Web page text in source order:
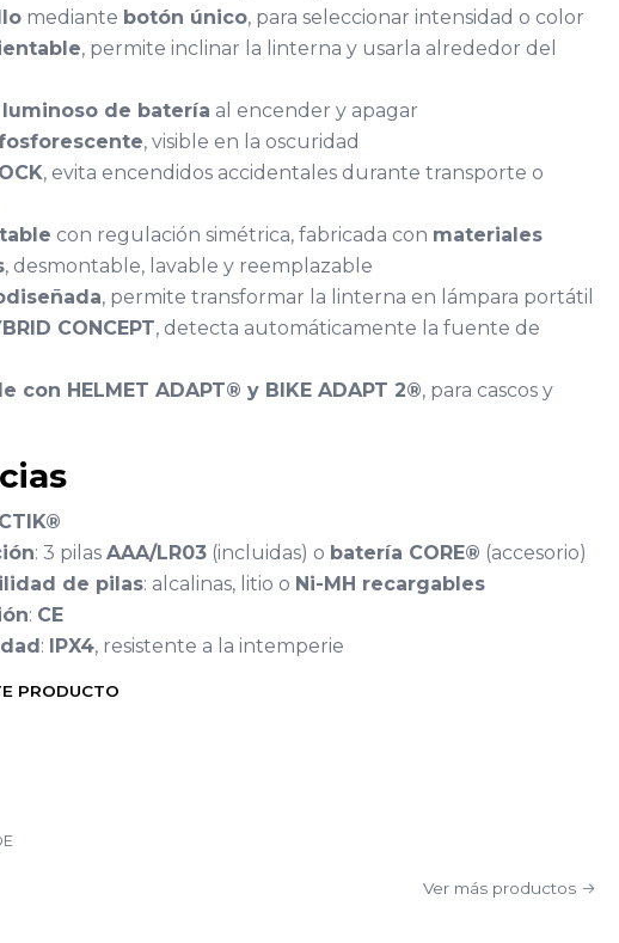
mediante botón único, para seleccionar intensidad o color
, permite inclinar la linterna y usarla alrededor del
de batería al encender y apagar
, visible en la oscuridad
, evita encendidos accidentales durante transporte o
con regulación simétrica, fabricada con materiales
, desmontable, lavable y reemplazable
, permite transformar la linterna en lámpara portátil
CONCEPT, detecta automáticamente la fuente de
con HELMET ADAPT® y BIKE ADAPT 2®, para cascos y
: 3 pilas AAA/LR03 (incluidas) o batería CORE® (accesorio)
de pilas: alcalinas, litio o Ni-MH recargables
: CE
: IPX4, resistente a la intemperie
PRODUCTO
Ver más productos